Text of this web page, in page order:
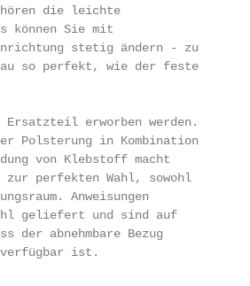
gehören die leichte
hinaus können Sie mit
stetig
genau so perfekt, wie der
erworben werden.
Polsterung in Kombination
von Klebstoff macht
perfekten Wahl, sowohl
Anweisungen
geliefert und sind auf
der abnehmbare Bezug
ist.